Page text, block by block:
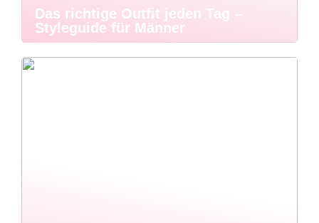
Das richtige Outfit jeden Tag –
Styleguide für Männer